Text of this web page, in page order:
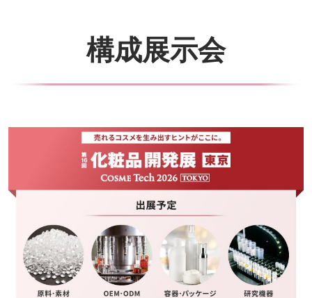
構成展示会